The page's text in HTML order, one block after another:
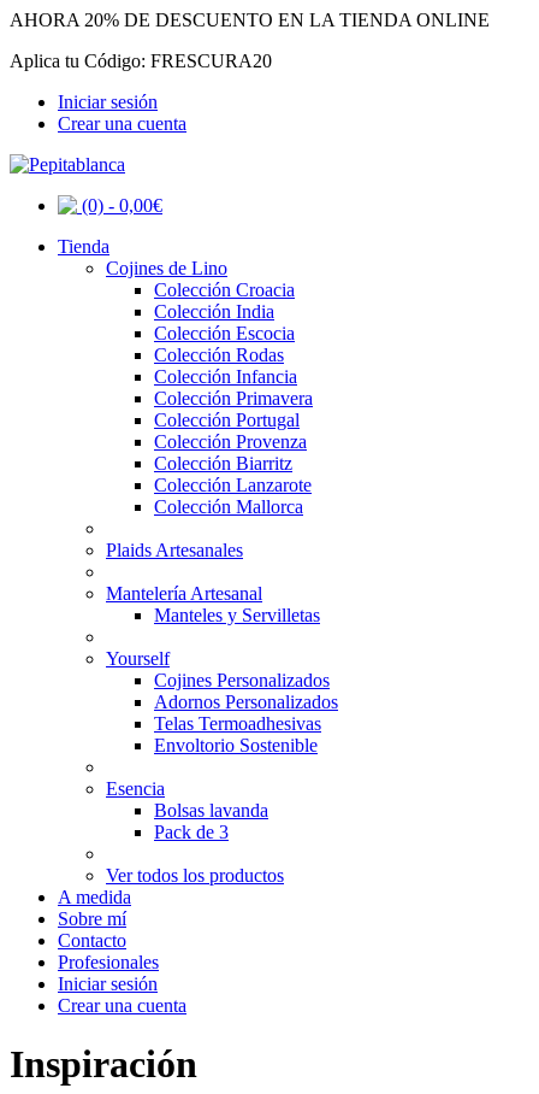
AHORA 20% DE DESCUENTO EN LA TIENDA ONLINE
Aplica tu Código: FRESCURA20
Iniciar sesión
Crear una cuenta
(0) - 0,00€
Tienda
Cojines de Lino
Colección Croacia
Colección India
Colección Escocia
Colección Rodas
Colección Infancia
Colección Primavera
Colección Portugal
Colección Provenza
Colección Biarritz
Colección Lanzarote
Colección Mallorca
Plaids Artesanales
Mantelería Artesanal
Manteles y Servilletas
Yourself
Cojines Personalizados
Adornos Personalizados
Telas Termoadhesivas
Envoltorio Sostenible
Esencia
Bolsas lavanda
Pack de 3
Ver todos los productos
A medida
Sobre mí
Contacto
Profesionales
Iniciar sesión
Crear una cuenta
Inspiración